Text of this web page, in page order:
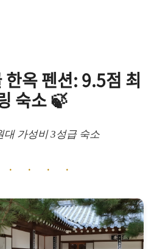
한옥 펜션: 9.5점 최
숙소 🍃
대 가성비 3성급 숙소